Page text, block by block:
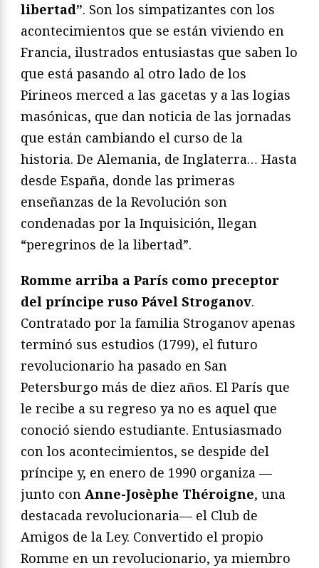
libertad”. Son los simpatizantes con los
acontecimientos que se están viviendo en
Francia, ilustrados entusiastas que saben lo
que está pasando al otro lado de los
Pirineos merced a las gacetas y a las logias
masónicas, que dan noticia de las jornadas
que están cambiando el curso de la
historia. De Alemania, de Inglaterra… Hasta
desde España, donde las primeras
enseñanzas de la Revolución son
condenadas por la Inquisición, llegan
“peregrinos de la libertad”.
Romme arriba a París como preceptor
del príncipe ruso Pável Stroganov.
Contratado por la familia Stroganov apenas
terminó sus estudios (1799), el futuro
revolucionario ha pasado en San
Petersburgo más de diez años. El París que
le recibe a su regreso ya no es aquel que
conoció siendo estudiante. Entusiasmado
con los acontecimientos, se despide del
príncipe y, en enero de 1990 organiza —
junto con Anne-Josèphe Théroigne, una
destacada revolucionaria— el Club de
Amigos de la Ley. Convertido el propio
Romme en un revolucionario, ya miembro